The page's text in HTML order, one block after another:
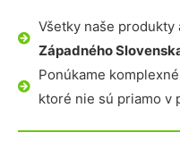
Všetky naše
Západného
Ponúkame
ktoré nie sú priamo v